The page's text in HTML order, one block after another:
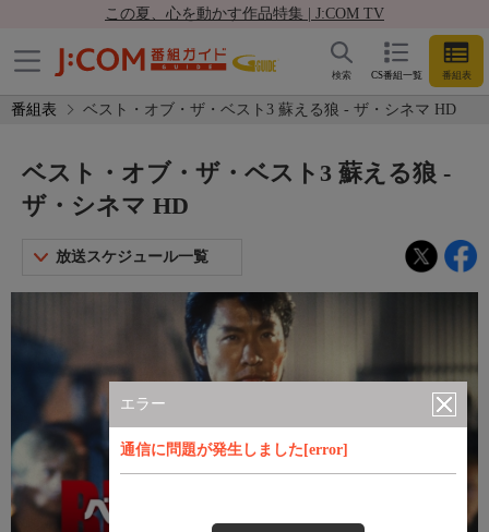
この夏、心を動かす作品特集 | J:COM TV
CS番組一覧 番組表
検索
番組表 ベスト・オブ・ザ・ベスト3 蘇える狼 - ザ・シネマ HD
エラー
通信に問題が発生しました[error]
ベスト・オブ・ザ・ベスト3 蘇える狼 -
ザ・シネマ HD
放送スケジュール一覧